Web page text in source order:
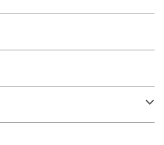
ョロ 初展」